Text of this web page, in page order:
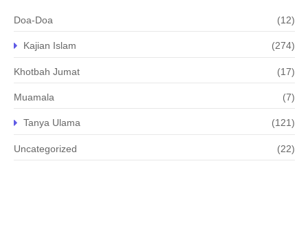
Doa-Doa (12)
Kajian Islam (274)
Khotbah Jumat (17)
Muamala (7)
Tanya Ulama (121)
Uncategorized (22)